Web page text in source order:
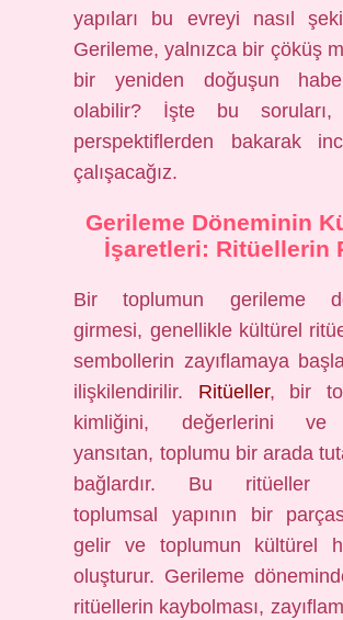
yapıları bu evreyi nasıl
Gerileme, yalnızca bir çöküş
bir yeniden doğuşun
olabilir? İşte bu soruları,
perspektiflerden bakarak
çalışacağız.
Gerileme Döneminin
İşaretleri: Ritüellerin
Bir toplumun gerileme
girmesi, genellikle kültürel
sembollerin zayıflamaya
ilişkilendirilir. Ritüeller, bir
kimliğini, değerlerini ve
yansıtan, toplumu bir arada
bağlardır. Bu ritüeller
toplumsal yapının bir
gelir ve toplumun kültürel
oluşturur. Gerileme
ritüellerin kaybolması,